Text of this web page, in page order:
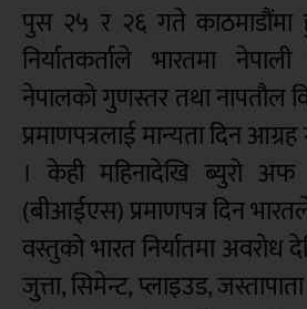
पुस २५ र २६ गते काठमाडौंमा
निर्यातकर्ताले भारतमा
नेपालको गुणस्तर तथा नापतौल
प्रमाणपत्रलाई मान्यता दिन आग्रह
। केही महिनादेखि ब्युरो अफ
(बीआईएस) प्रमाणपत्र दिन
वस्तुको भारत निर्यातमा
जुत्ता, सिमेन्ट, प्लाइउड,